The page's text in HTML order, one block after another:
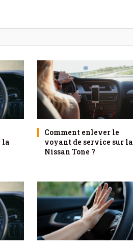
la
Comment enlever le
voyant de service sur la
Nissan Tone ?